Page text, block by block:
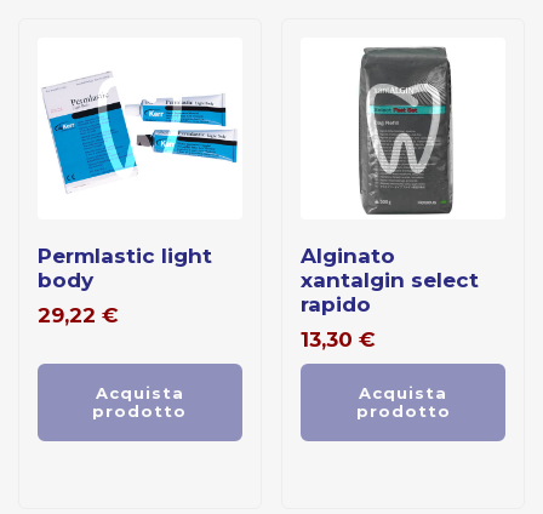
permlastic light
body
29,22 €
Acquista
prodotto
alginato
xantalgin select
rapido
13,30 €
Acquista
prodotto